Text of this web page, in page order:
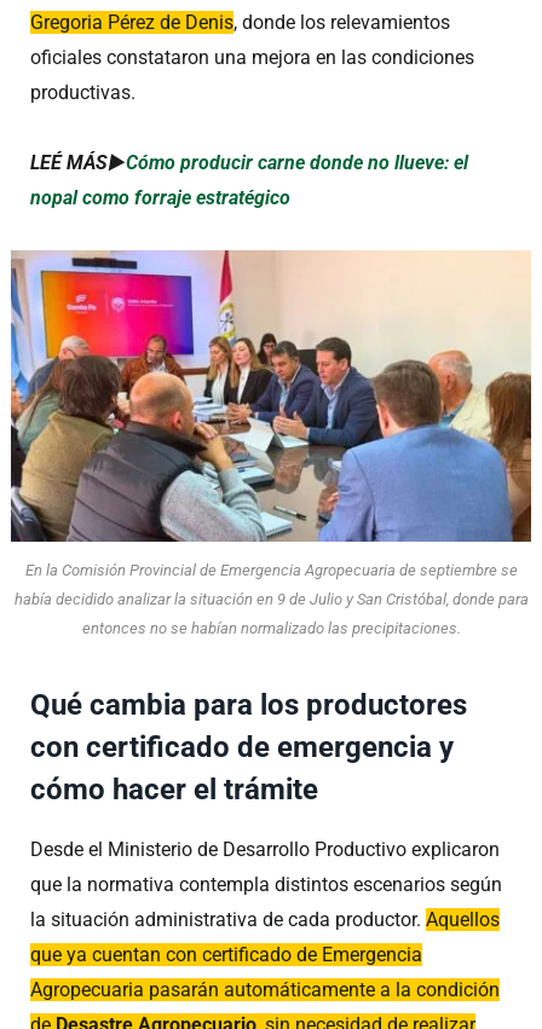
Gregoria Pérez de Denis, donde los relevamientos
oficiales constataron una mejora en las condiciones
productivas.
LEÉ MÁS►Cómo producir carne donde no llueve: el
nopal como forraje estratégico
En la Comisión Provincial de Emergencia Agropecuaria de septiembre se
había decidido analizar la situación en 9 de Julio y San Cristóbal, donde para
entonces no se habían normalizado las precipitaciones.
Qué cambia para los productores
con certificado de emergencia y
cómo hacer el trámite
Desde el Ministerio de Desarrollo Productivo explicaron
que la normativa contempla distintos escenarios según
la situación administrativa de cada productor. Aquellos
que ya cuentan con certificado de Emergencia
Agropecuaria pasarán automáticamente a la condición